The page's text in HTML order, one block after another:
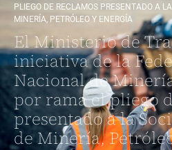
PLIEGO DE RECLAMOS PRESENTADO A
MINERÍA, PETRÓLEO Y ENERGÍA
El Ministerio de
iniciativa de la
Nacional de
por rama el pliego
presentado a la
de Minería,